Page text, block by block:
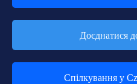
Доєднатися
Спілкування у